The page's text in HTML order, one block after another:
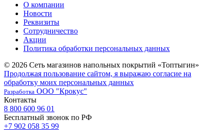
О компании
Новости
Реквизиты
Сотрудничество
Акции
Политика обработки персональных данных
© 2026 Сеть магазинов напольных покрытий «Топтыгин»
Продолжая пользование сайтом, я выражаю согласие на
обработку моих персональных данных
Разработка ООО "Крокус"
Контакты
8 800 600 96 01
Бесплатный звонок по РФ
+7 902 058 35 99